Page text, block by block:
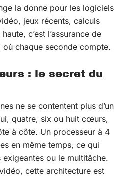
la donne pour les logiciels
jeux récents, calculs
c’est l’assurance de
où chaque seconde compte.
: le secret du
ne se contentent plus d’un
quatre, six ou huit cœurs,
à côte. Un processeur à 4
en même temps, ce qui
ou le multitâche.
cette architecture est